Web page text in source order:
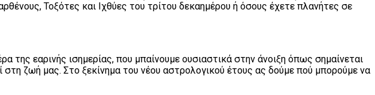
Τοξότες και Ιχθύες του τρίτου δεκαημέρου ή όσους έχετε πλανήτες σε
της εαρινής ισημερίας, που μπαίνουμε ουσιαστικά στην άνοιξη όπως σημαίνεται
ζωή μας. Στο ξεκίνημα του νέου αστρολογικού έτους ας δούμε πού μπορούμε να